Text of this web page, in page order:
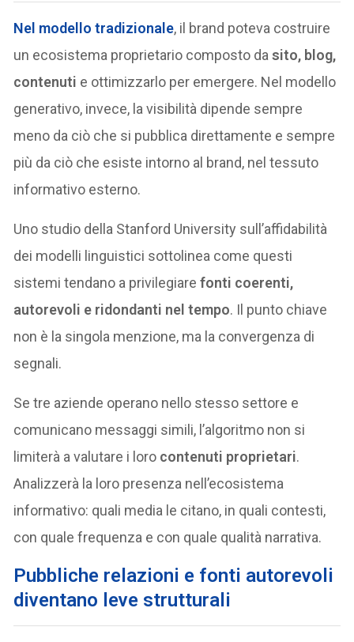
Nel modello tradizionale, il brand poteva costruire
un ecosistema proprietario composto dasito, blog,
contenuti e ottimizzarlo per emergere. Nel modello
generativo, invece, la visibilità dipende sempre
meno da ciò che si pubblica direttamente e sempre
più da ciò che esiste intorno al brand, nel tessuto
informativo esterno.
Uno studio della Stanford University sull’affidabilità
dei modelli linguistici sottolinea come questi
sistemi tendano a privilegiarefonti coerenti,
autorevoli e ridondanti nel tempo. Il punto chiave
non è la singola menzione, ma la convergenza di
segnali.
Se tre aziende operano nello stesso settore e
comunicano messaggi simili, l’algoritmo non si
limiterà a valutare i loro contenuti proprietari.
Analizzerà la loro presenza nell’ecosistema
informativo: quali media le citano, in quali contesti,
con quale frequenza e con quale qualità narrativa.
Pubbliche relazioni e fonti autorevoli
diventano leve strutturali